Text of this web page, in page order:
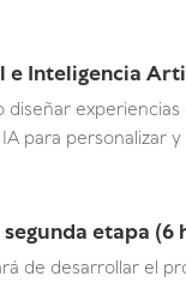
e Inteligencia
para personalizar
etapa (6
de desarrollar el